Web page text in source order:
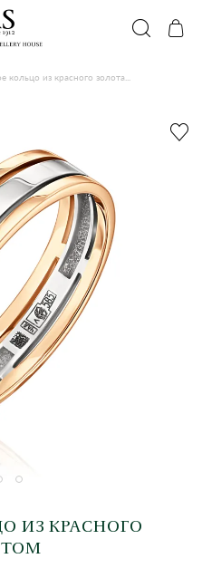
кольцо из красного золота...
ИЗ КРАСНОГО